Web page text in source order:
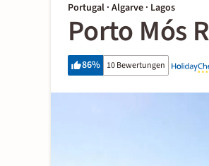
Portugal · Algarve · Lagos
Porto Mós
86% 10 Bewertungen